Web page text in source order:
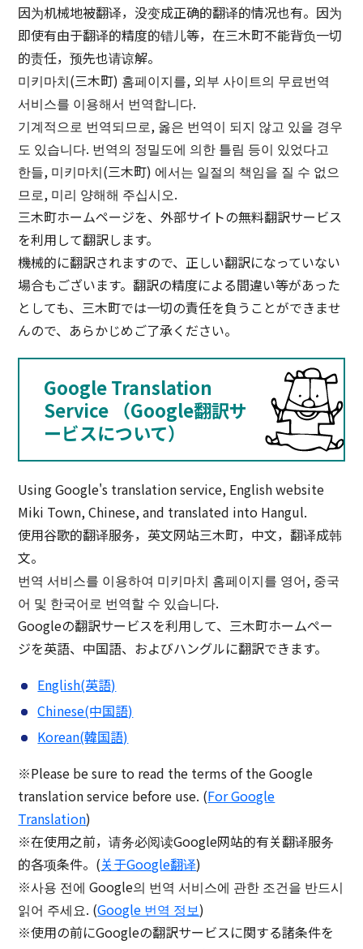
因为机械地被翻译，没变成正确的翻译的情况也有。因为
即使有由于翻译的精度的错儿等，在三木町不能背负一切
的责任，预先也请谅解。
미키마치(三木町) 홈페이지를, 외부 사이트의 무료번역
서비스를 이용해서 번역합니다.
기계적으로 번역되므로, 옳은 번역이 되지 않고 있을 경우
도 있습니다. 번역의 정밀도에 의한 틀림 등이 있었다고
한들, 미키마치(三木町) 에서는 일절의 책임을 질 수 없으
므로, 미리 양해해 주십시오.
三木町ホームページを、外部サイトの無料翻訳サービス
を利用して翻訳します。
機械的に翻訳されますので、正しい翻訳になっていない
場合もございます。翻訳の精度による間違い等があった
としても、三木町では一切の責任を負うことができませ
んので、あらかじめご了承ください。
Google Translation
Service （Google翻訳サ
ービスについて）
Using Google's translation service, English website
Miki Town, Chinese, and translated into Hangul.
使用谷歌的翻译服务，英文网站三木町，中文，翻译成韩
文。
번역 서비스를 이용하여 미키마치 홈페이지를 영어, 중국
어 및 한국어로 번역할 수 있습니다.
Googleの翻訳サービスを利用して、三木町ホームペー
ジを英語、中国語、およびハングルに翻訳できます。
English(英語)
Chinese(中国語)
Korean(韓国語)
※Please be sure to read the terms of the Google
translation service before use. (For Google
Translation)
※在使用之前，请务必阅读Google网站的有关翻译服务
的各项条件。(关于Google翻译)
※사용 전에 Google의 번역 서비스에 관한 조건을 반드시
읽어 주세요. (Google 번역 정보)
※使用の前にGoogleの翻訳サービスに関する諸条件を